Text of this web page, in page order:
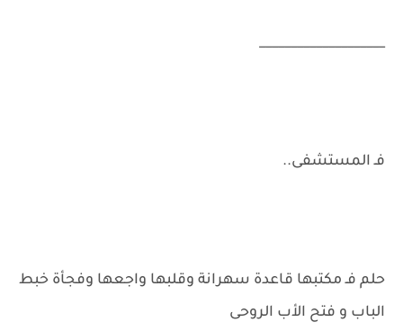
____________________
فـ المستشفى..
حلم فـ مكتبها قاعدة سهرانة وقلبها واجعها وفجأة خبط
الباب و فتح الأب الروحى